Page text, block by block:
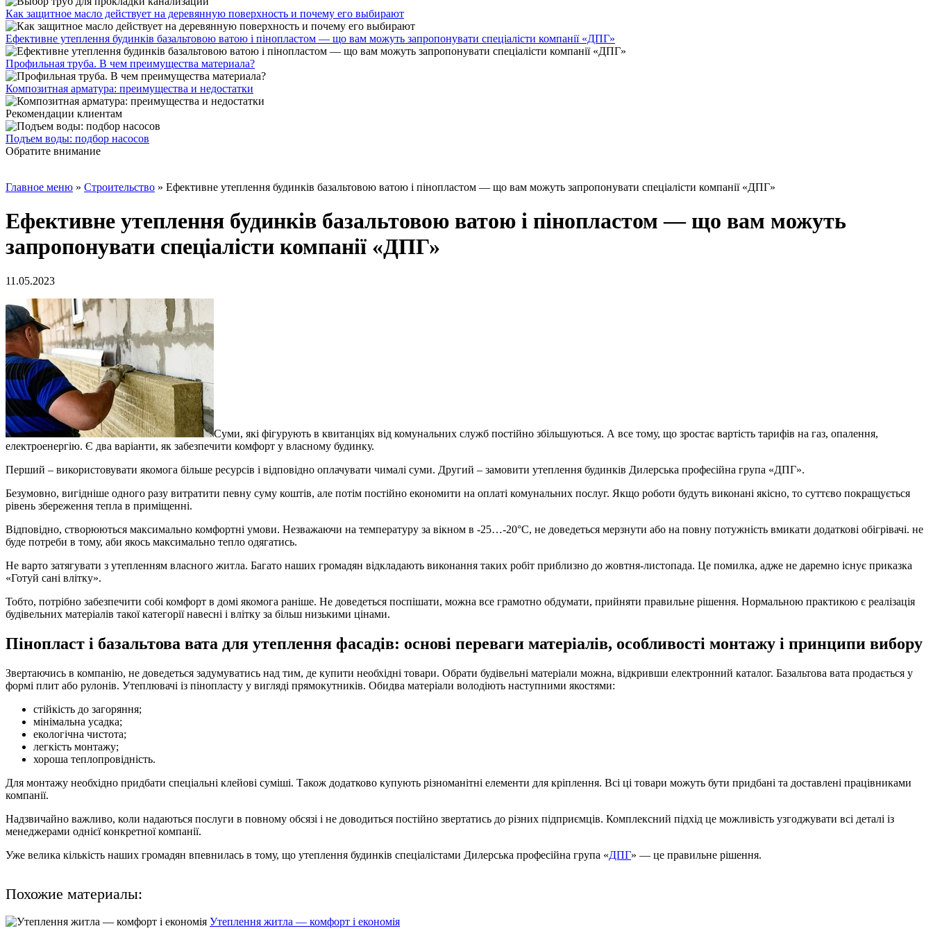
Как защитное масло действует на деревянную поверхность и почему его выбирают
Ефективне утеплення будинків базальтовою ватою і пінопластом — що вам можуть запропонувати спеціалісти компанії «ДПГ»
Профильная труба. В чем преимущества материала?
Композитная арматура: преимущества и недостатки
Рекомендации клиентам
Подъем воды: подбор насосов
Обратите внимание
Главное меню » Строительство » Ефективне утеплення будинків базальтовою ватою і пінопластом — що вам можуть запропонувати спеціалісти компанії «ДПГ»
Ефективне утеплення будинків базальтовою ватою і пінопластом — що вам можуть
запропонувати спеціалісти компанії «ДПГ»
11.05.2023
Суми, які фігурують в квитанціях від комунальних служб постійно збільшуються. А все тому, що зростає вартість тарифів на газ, опалення,
електроенергію. Є два варіанти, як забезпечити комфорт у власному будинку.
Перший – використовувати якомога більше ресурсів і відповідно оплачувати чималі суми. Другий – замовити утеплення будинків Дилерська професійна група «ДПГ».
Безумовно, вигідніше одного разу витратити певну суму коштів, але потім постійно економити на оплаті комунальних послуг. Якщо роботи будуть виконані якісно, то суттєво покращується
рівень збереження тепла в приміщенні.
Відповідно, створюються максимально комфортні умови. Незважаючи на температуру за вікном в -25…-20°С, не доведеться мерзнути або на повну потужність вмикати додаткові обігрівачі. не
буде потреби в тому, аби якось максимально тепло одягатись.
Не варто затягувати з утепленням власного житла. Багато наших громадян відкладають виконання таких робіт приблизно до жовтня-листопада. Це помилка, адже не даремно існує приказка
«Готуй сані влітку».
Тобто, потрібно забезпечити собі комфорт в домі якомога раніше. Не доведеться поспішати, можна все грамотно обдумати, прийняти правильне рішення. Нормальною практикою є реалізація
будівельних матеріалів такої категорії навесні і влітку за більш низькими цінами.
Пінопласт і базальтова вата для утеплення фасадів: основі переваги матеріалів, особливості монтажу і принципи вибору
Звертаючись в компанію, не доведеться задумуватись над тим, де купити необхідні товари. Обрати будівельні матеріали можна, відкривши електронний каталог. Базальтова вата продається у
формі плит або рулонів. Утеплювачі із пінопласту у вигляді прямокутників. Обидва матеріали володіють наступними якостями:
стійкість до загоряння;
мінімальна усадка;
екологічна чистота;
легкість монтажу;
хороша теплопровідність.
Для монтажу необхідно придбати спеціальні клейові суміші. Також додатково купують різноманітні елементи для кріплення. Всі ці товари можуть бути придбані та доставлені працівниками
компанії.
Надзвичайно важливо, коли надаються послуги в повному обсязі і не доводиться постійно звертатись до різних підприємців. Комплексний підхід це можливість узгоджувати всі деталі із
менеджерами однієї конкретної компанії.
Уже велика кількість наших громадян впевнилась в тому, що утеплення будинків спеціалістами Дилерська професійна група «ДПГ» — це правильне рішення.
Похожие материалы:
Утеплення житла — комфорт і економія